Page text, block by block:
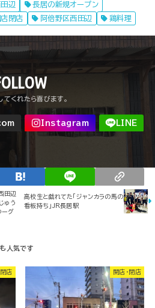
辺
長居の新規オープン
閉店 阿倍野区西田辺 鶏料理
田辺
ゅう
ーグ
高校生と戯れてた「ジャンカラの馬の
看板持ち」JR長居駅
閉店 開店・閉店